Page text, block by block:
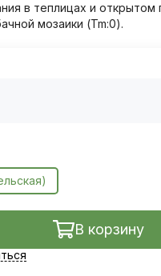
в теплицах и открытом
мозаики (Tm:0).
В корзину